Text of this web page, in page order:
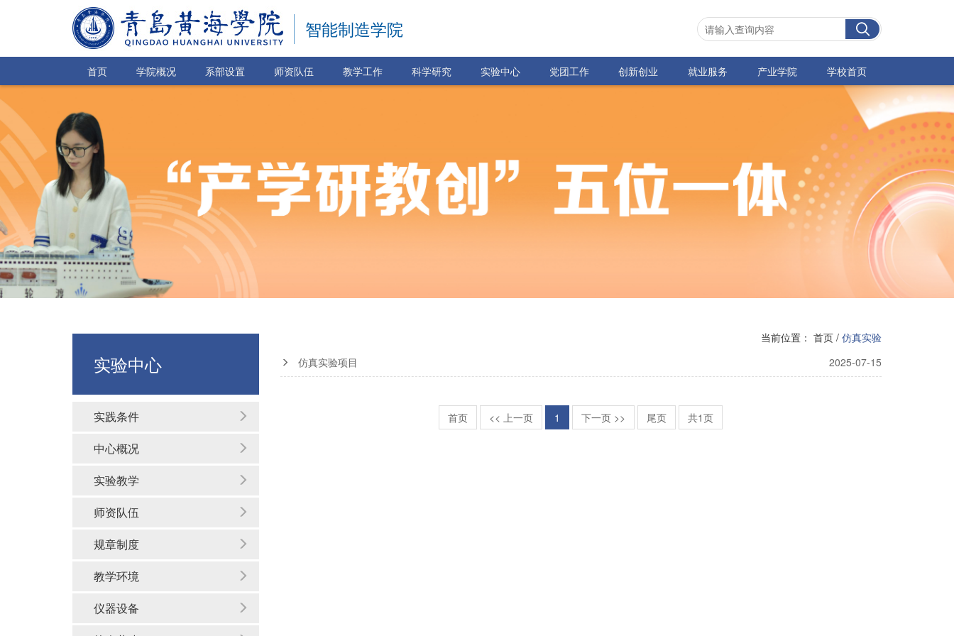
智能制造学院
首页 学院概况 系部设置 师资队伍 教学工作 科学研究 实验中心 党团工作 创新创业 就业服务 产业学院 学校首页
实验中心
实践条件
中心概况
实验教学
师资队伍
规章制度
教学环境
仪器设备
当前位置： 首页 / 仿真实验
仿真实验项目
2025-07-15
首页 << 上一页 1 下一页 >> 尾页 共1页